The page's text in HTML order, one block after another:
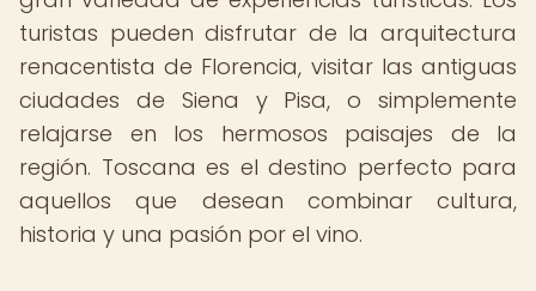
turistas pueden disfrutar de la arquitectura
renacentista de Florencia, visitar las antiguas
ciudades de Siena y Pisa, o simplemente
relajarse en los hermosos paisajes de la
región. Toscana es el destino perfecto para
aquellos que desean combinar cultura,
historia y una pasión por el vino.